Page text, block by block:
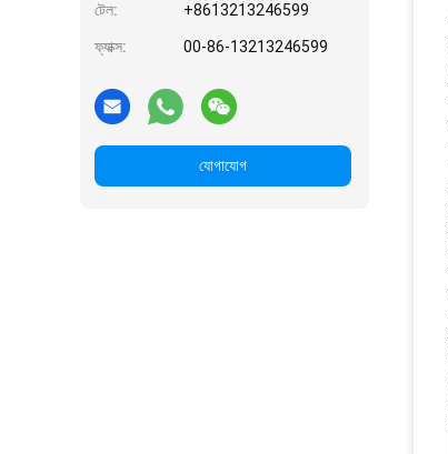
টেল: +8613213246599
ফ্যাক্স: 00-86-13213246599
যোগাযোগ